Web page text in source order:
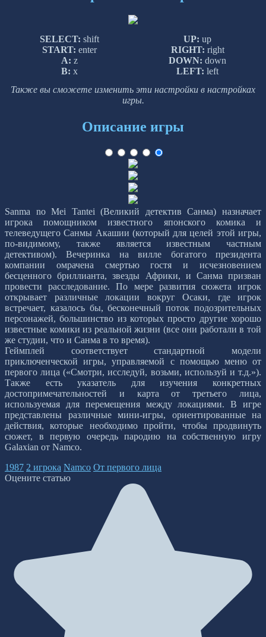
SELECT: shift
START: enter
A: z
B: x
UP: up
RIGHT: right
DOWN: down
LEFT: left
Также вы сможете изменить эти настройки в настройках
игры.
Описание игры
Sanma no Mei Tantei (Великий детектив Санма) назначает
игрока помощником известного японского комика и
телеведущего Санмы Акашии (который для целей этой игры,
по-видимому, также является известным частным
детективом). Вечеринка на вилле богатого президента
компании омрачена смертью гостя и исчезновением
бесценного бриллианта, звезды Африки, и Санма призван
провести расследование. По мере развития сюжета игрок
открывает различные локации вокруг Осаки, где игрок
встречает, казалось бы, бесконечный поток подозрительных
персонажей, большинство из которых просто другие хорошо
известные комики из реальной жизни (все они работали в той
же студии, что и Санма в то время).
Геймплей соответствует стандартной модели
приключенческой игры, управляемой с помощью меню от
первого лица («Смотри, исследуй, возьми, используй и т.д.»).
Также есть указатель для изучения конкретных
достопримечательностей и карта от третьего лица,
используемая для перемещения между локациями. В игре
представлены различные мини-игры, ориентированные на
действия, которые необходимо пройти, чтобы продвинуть
сюжет, в первую очередь пародию на собственную игру
Galaxian от Namco.
1987 2 игрока Namco От первого лица
Оцените статью